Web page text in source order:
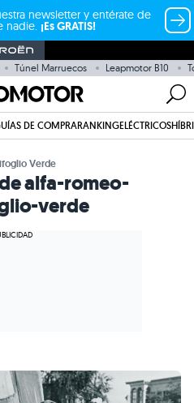
newsletter y entérate de
nadie. ¡Es GRATIS!
Túnel Marruecos Leapmotor B10
DE COMPRARANKINGELÉCTRICOS
Verde
alfa-romeo-
verde